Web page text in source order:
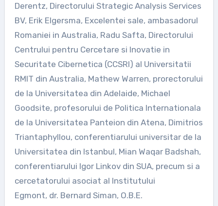
Derentz, Directorului Strategic Analysis Services
BV, Erik Elgersma, Excelentei sale, ambasadorul
Romaniei in Australia, Radu Safta, Directorului
Centrului pentru Cercetare si Inovatie in
Securitate Cibernetica (CCSRI) al Universitatii
RMIT din Australia, Mathew Warren, prorectorului
de la Universitatea din Adelaide, Michael
Goodsite, profesorului de Politica Internationala
de la Universitatea Panteion din Atena, Dimitrios
Triantaphyllou, conferentiarului universitar de la
Universitatea din Istanbul, Mian Waqar Badshah,
conferentiarului Igor Linkov din SUA, precum si a
cercetatorului asociat al Institutului
Egmont, dr. Bernard Siman, O.B.E.